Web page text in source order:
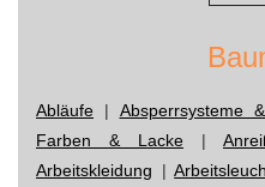
Abläufe | Absperrsysteme
Farben & Lacke |
Arbeitskleidung |